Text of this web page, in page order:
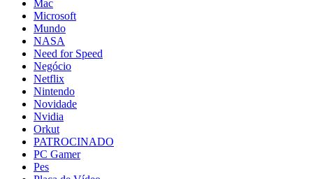
Mac
Microsoft
Mundo
NASA
Need for Speed
Negócio
Netflix
Nintendo
Novidade
Nvidia
Orkut
PATROCINADO
PC Gamer
Pes